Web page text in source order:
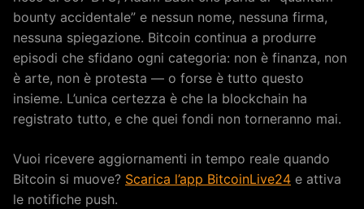
bounty accidentale” e nessun nome, nessuna firma,
nessuna spiegazione. Bitcoin continua a produrre
episodi che sfidano ogni categoria: non è finanza, non
è arte, non è protesta — o forse è tutto questo
insieme. L’unica certezza è che la blockchain ha
registrato tutto, e che quei fondi non torneranno mai.
Vuoi ricevere aggiornamenti in tempo reale quando
Bitcoin si muove? Scarica l’app BitcoinLive24 e attiva
le notifiche push.